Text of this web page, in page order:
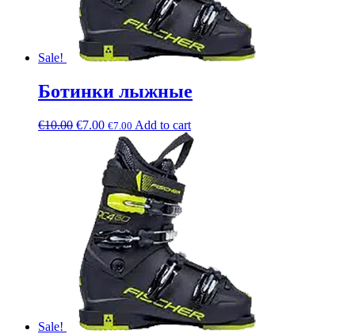
Sale!
Ботинки лыжные
€10.00 €7.00 €7.00 Add to cart
Sale!